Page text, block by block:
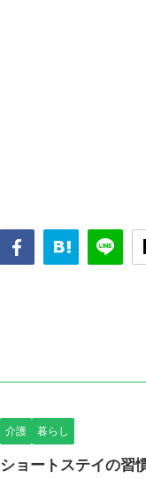
介護 暮らし
ショートステイの習